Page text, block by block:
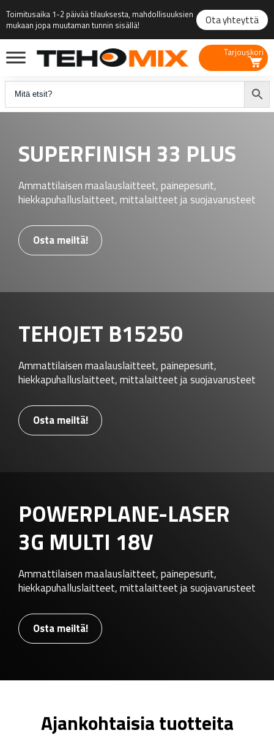
Toimitusaika 1-2 päivää tilauksesta, mahdollisuuksien
mukaan jopa muutaman tunnin sisällä!
Ota yhteyttä
Tarjouskori
SUPERFINISH 33 PLUS
Ammattilaisen maalauslaitteet, painepesurit,
hiekkapuhalluslaitteet, mittalaitteet ja suojavarusteet
Osta meiltä!
TEHOJET B15250
Ammattilaisen maalauslaitteet, painepesurit,
hiekkapuhalluslaitteet, mittalaitteet ja suojavarusteet
Osta meiltä!
POWERPLANE-LASER
3G MULTI 18V
Ammattilaisen maalauslaitteet, painepesurit,
hiekkapuhalluslaitteet, mittalaitteet ja suojavarusteet
Osta meiltä!
Ajankohtaisia tuotteita